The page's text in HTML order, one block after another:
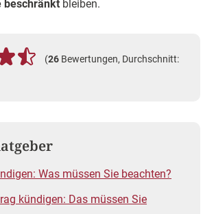
beschränkt bleiben.
(26 Bewertungen, Durchschnitt:
Was müssen Sie beachten?
kündigen: Das müssen Sie